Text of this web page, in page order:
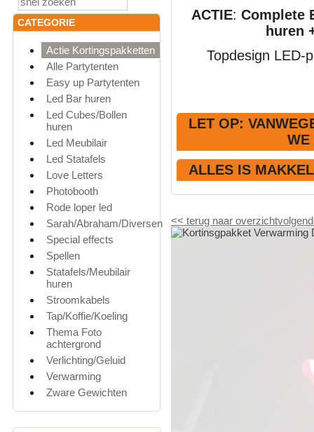
CATEGORIE
Actie Kortingspakketten
Alle Partytenten
Easy up Partytenten
Led Bar huren
Led Cubes/Bollen
huren
Led Meubilair
Led Statafels
Love Letters
Photobooth
Rode loper led
Sarah/Abraham/Diversen
Special effects
Spellen
Statafels/Meubilair
huren
Stroomkabels
Tap/Koffie/Koeling
Thema Foto
achtergrond
Verlichting/Geluid
Verwarming
Zware Gewichten
ACTIE: Complete
huren
Topdesign LED-
LET OP:
ALLES IS
<< terug naar overzicht